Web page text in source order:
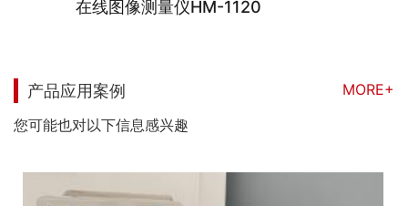
在线图像测量仪HM-1120
产品应用案例
MORE+
您可能也对以下信息感兴趣